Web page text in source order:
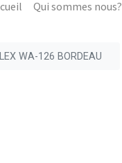
Qui sommes nous?
WA-126 BORDEAU